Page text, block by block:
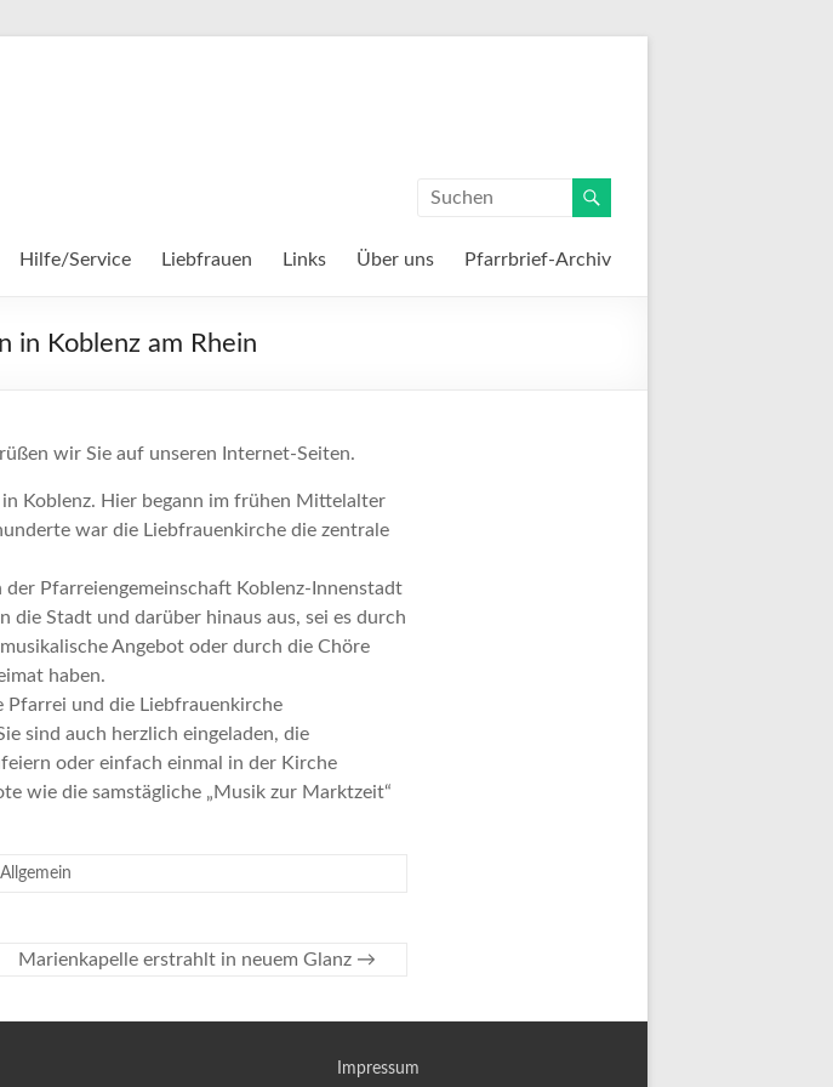
Hilfe/Service Liebfrauen Links Über uns Pfarrbrief-Archiv
in Koblenz am Rhein
wir Sie auf unseren Internet-Seiten.
Koblenz. Hier begann im frühen Mittelalter
war die Liebfrauenkirche die zentrale
Pfarreiengemeinschaft Koblenz-Innenstadt
Stadt und darüber hinaus aus, sei es durch
Angebot oder durch die Chöre
haben.
Pfarrei und die Liebfrauenkirche
sind auch herzlich eingeladen, die
oder einfach einmal in der Kirche
wie die samstägliche „Musik zur Marktzeit“
Allgemein
Marienkapelle erstrahlt in neuem Glanz →
Impressum